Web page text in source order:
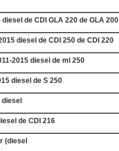
de CDI GLA 220 de GLA 200
diesel de CDI 250 de CDI 220
2015 diesel de ml 250
diesel de S 250
de CDI 216
(diesel